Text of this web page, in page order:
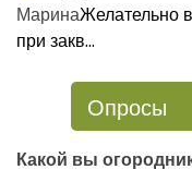
МаринаЖелательно
при закв...
Опросы
Какой вы